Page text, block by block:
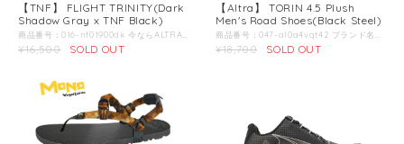
【TNF】 FLIGHT TRINITY(Dark
Shadow Gray x TNF Black)
商品番号：016-nf01900dk 今ならALTRA BUFFが付いてくる！！ ブランド名：TNF / ノースフェイス / 商品名：フライト トリニティー 商品説明：スピードを求めるショート〜ミドルレンジのレースを想定した、軽量なトレイルランニング用のシューズです。リップストップナイロンアッパーを使用し、シームレスに仕上げることで、軽さだけでなく高い通気性も確保。さらに、ライニングと一体化させたシームレスタンを採用することでフィット感を高めています。ミッドソールは、着地時の衝撃を推進力へ変える高反発素材のファストフォーム?を装備。また、ミッドフット構造を台形に仕上げることで、着地時のヨコぶれを軽減し、安定感を向上させています。アウトソールは、トレイルでの加速と減速、屈曲性のパフォーマンスを高めた、THE NORTH FACE独自開発のEXTS?システムで設計。テクニカルな足さばきを必要とするレースシーンの、さまざまな路面コンディションとフィールド状況に対応します。 Color：Dark Shadow Gray x TNF Black Fabric：＜アッパー＞リップストップテキスタイルアッパー、シームレスニットインナー、Ortholite?ハイリバウンドフットベッド、TPUヒールカウンター、ガゼットタン＜ボトムユニット＞FASTFOAM?＆EVA2層圧縮成型ミッドソール、EXTS?アウトソール Function：軽量＆高機能トレイルランニングシューズ／FASTFOAM?ミッドソール／EXTS?ラバーアウトソール／MAX CUSHIONテクノロジー／Ortholite?ハイリバウンドフットベッド／ヒール20mm/フォアフット12mm/オフセット8mm 原産国：中国 寸法： 7、7.5、8、8.5、9、9.5、10、10.5（USサイズ） FASTFORM：一般的なEVAクッション素材より柔らかく、さらに反発力の高いFASTFOAM?を中央に配置し、そのまわりを硬度の高いEVAで成形した2層構造のミッドソールテクノロジーです。荷重が集中的に加わる中央部分のみにハイレベルのクッション性と反発力を持たせることで、シューズ全体の安定感を高めながら、軽快な推進力を実現しています。 EXTS：ドライ＆ウエットのオールウェザーに対応するラバー材を使用し、前足部とかかと部に異なるラグパターンを配することで、加速速度とブレーキ力を両立。 ORTHOLITE：履き心地がよくドライ感を保つOrtholiteは、無数のミクロの空気穴から、湿気を逃がす「オープンセルポリウレタン」製で、衝撃吸収性や耐久性にも優れています。 ：
¥16,500 SOLD OUT
【Altra】 TORIN 4.5 Plush
Men's Road Shoes(Black Steel)
商品番号：047-al0a4vqt42 ブランド名：Altra / アルトラ / 商品名：トーリン 4.5 プラッシュ メンズ ロードシューズ 商品説明：orin 4.5 plushは、あなたの足に見た目も走りも贅沢にしてくれます。このシューズには、見た目以上の魅力があります。ニットアッパーはあなたの足をまるで王族のように扱ってくれ、より快適でホールド感のある履き心地を提供します。前回と同じプレミアムミッドソールとアウトソールでありながら、今回の新作は約28g軽量化しています。新作のニットアッパーはランナーの足に敬意を払いながらもさらなる快適さと安定感を与えています。一度履いてみてください、「最高の履き心地」以外に言葉がありません。 Color：Black Steel＊第2画像以降の画像は別のカラーの商品を使用している場合があります。 こちらの商品のカラーは第1画像のカラーとなります。 インソール：5mm プレミアム PU Sculpted フットベッド ミッドソール：Quantic アウトソール：FootPod?テクノロジー スタックハイト：28mm アッパー：通気性のあるエンジニアードニット 店長からの一言：アルトラのロードシューズで私が個人的に一番多く使っているシューズになります。 TORINも何世代も使用して、故障のリスクがないほどのクッション力と柔らかいタッチは何キロも走りたくなるような、履き心地です。 レースでも今年の別大で使用し、サブ3.5くらいのゆったりとしたストライドとペースならベストマッチなシューズです。 反発やスピードをもっと高めたい場合は逆に向いてないかもです。 フルマラソン、もしくはそれ以上のウルトラマラソンなどにおすすめします。
¥18,700 SOLD OUT